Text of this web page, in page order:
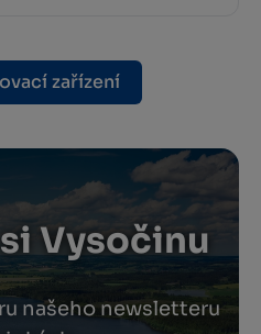
zařízení
Vysočinu
našeho newsletteru